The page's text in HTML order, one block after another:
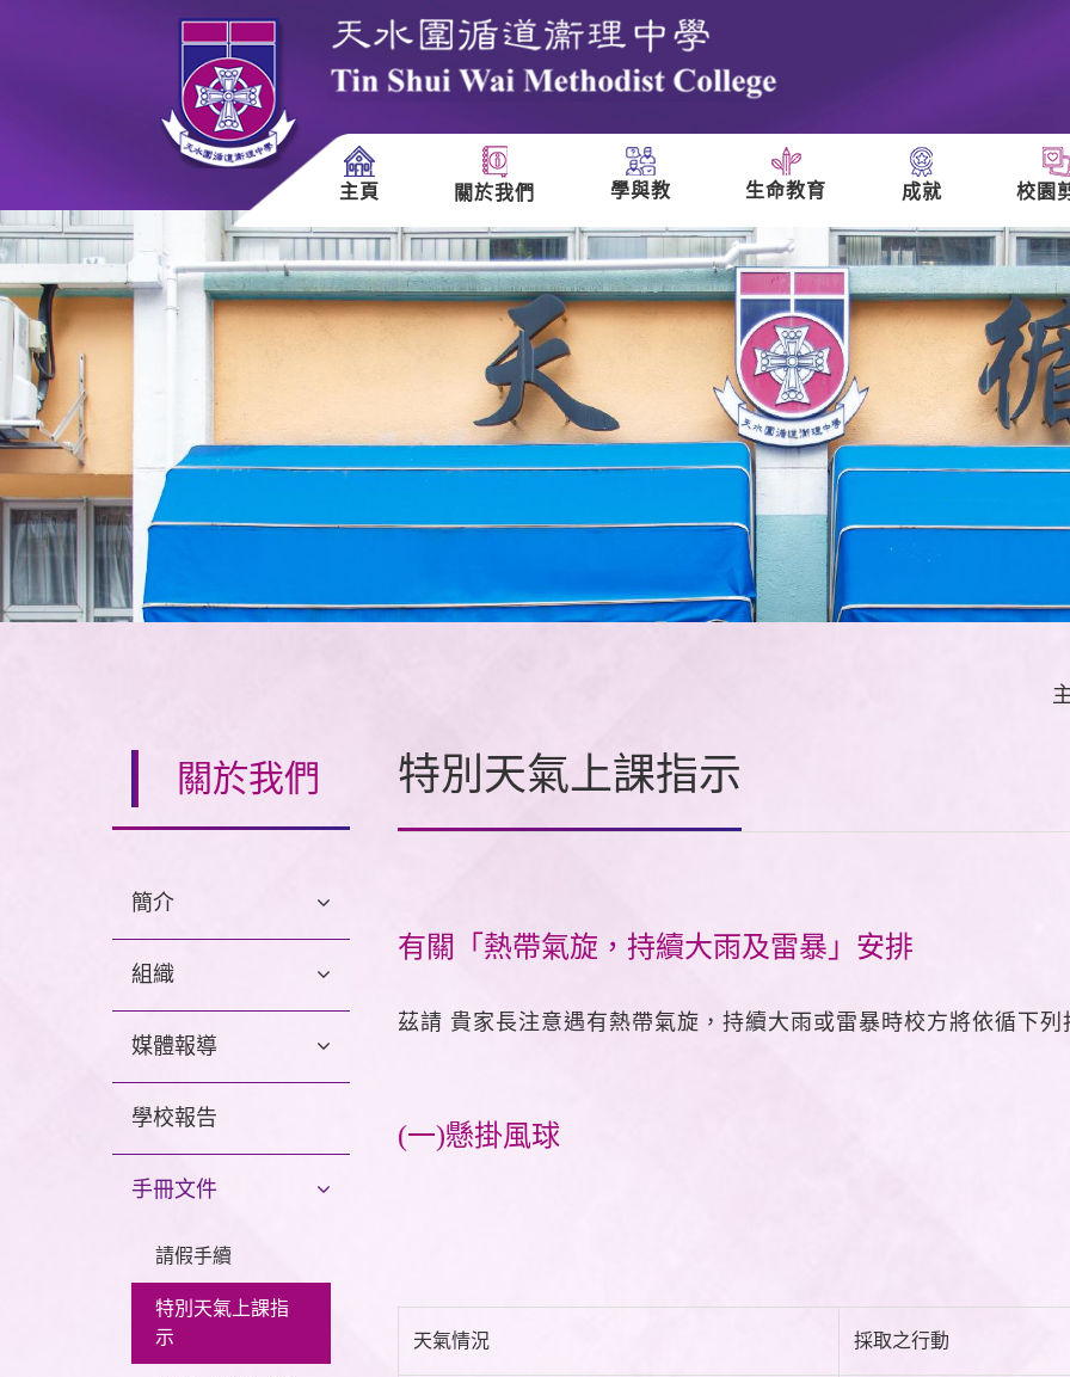
主頁 關於我們 學與教 生命教育 成就 校園
關於我們
簡介
組織
媒體報導
學校報告
手冊文件
請假手續
特別天氣上課指
示
特別天氣上課指示
有關「熱帶氣旋，持續大雨及雷暴」安排
茲請 貴家長注意遇有熱帶氣旋，持續大雨或雷暴時校方將依循下
(一)懸掛風球
天氣情況 採取之行動